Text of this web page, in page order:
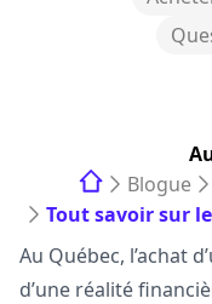
Blogue
Tout savoir sur
Au Québec, l’achat
d’une réalité